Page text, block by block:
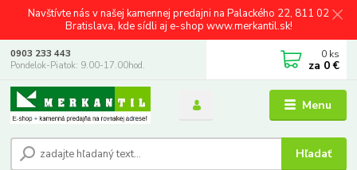
Navštívte nás v našej kamennej predajni na Palackého 22, 811 02
Bratislava, kde sídli aj e-shop www.merkantil.sk!
Menu
Hľadať
0903 233 443
Pondelok-Piatok: 9.00-17.00hod.
0 ks
za 0 €